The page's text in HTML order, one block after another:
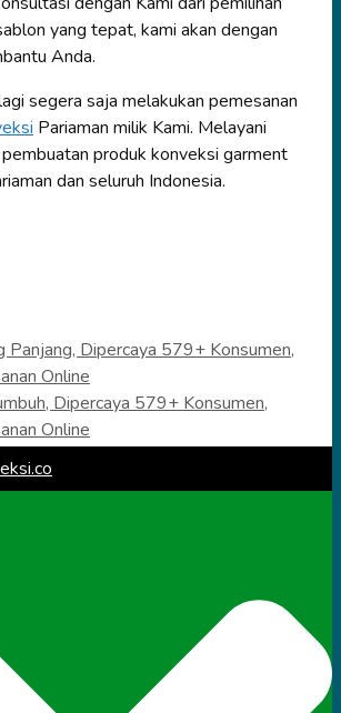
yang tepat, kami akan dengan
Anda.
segera saja melakukan pemesanan
Pariaman milik Kami. Melayani
produk konveksi garment
dan seluruh Indonesia.
Panjang, Dipercaya 579+ Konsumen,
Online
Dipercaya 579+ Konsumen,
Online